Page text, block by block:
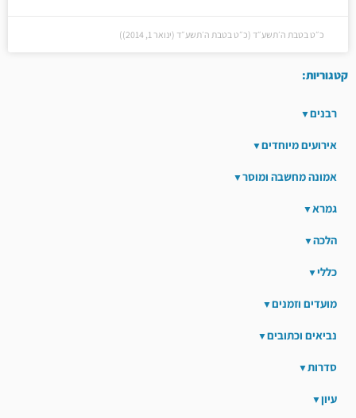
כ״ט בטבת ה׳תשע״ד (כ״ט בטבת ה׳תשע״ד (ינואר 1, 2014))
קטגוריות:
רבנים
אירועים מיוחדים
אמונה מחשבה ומוסר
גמרא
הלכה
כללי
מועדים וזמנים
נביאים וכתובים
סדרות
עיון